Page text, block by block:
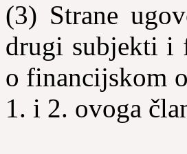
(3) Strane
drugi subjekti i
o financijskom
1. i 2. ovoga